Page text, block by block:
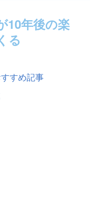
10年後の楽
る
すめ記事